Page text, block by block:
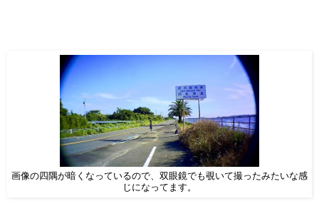
画像の四隅が暗くなっているので、双眼鏡でも覗いて撮ったみたいな感
じになってます。